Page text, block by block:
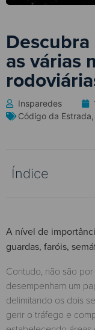
as várias
Insparedes
Código da Estrada,
Índice
A nível de
guardas, faróis,
Contudo, não são
desempenham um
delimitando os dois
gerir o tráfego e